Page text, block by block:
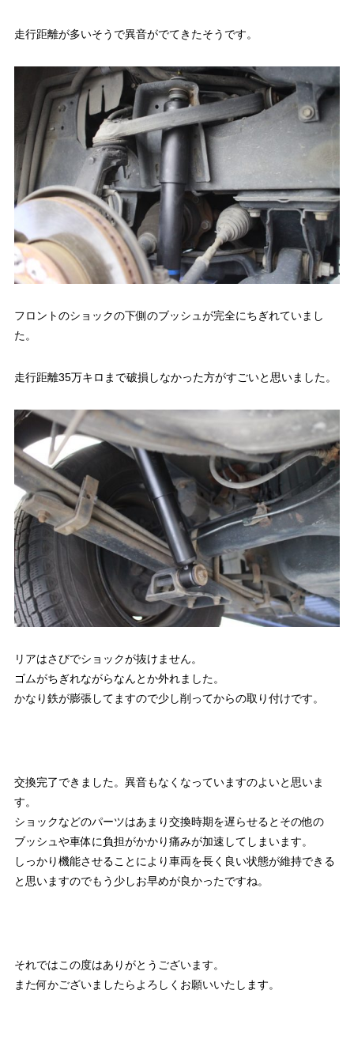
走行距離が多いそうで異音がでてきたそうです。
フロントのショックの下側のブッシュが完全にちぎれていまし
た。
走行距離35万キロまで破損しなかった方がすごいと思いました。
リアはさびでショックが抜けません。
ゴムがちぎれながらなんとか外れました。
かなり鉄が膨張してますので少し削ってからの取り付けです。
交換完了できました。異音もなくなっていますのよいと思いま
す。
ショックなどのパーツはあまり交換時期を遅らせるとその他の
ブッシュや車体に負担がかかり痛みが加速してしまいます。
しっかり機能させることにより車両を長く良い状態が維持できる
と思いますのでもう少しお早めが良かったですね。
それではこの度はありがとうございます。
また何かございましたらよろしくお願いいたします。